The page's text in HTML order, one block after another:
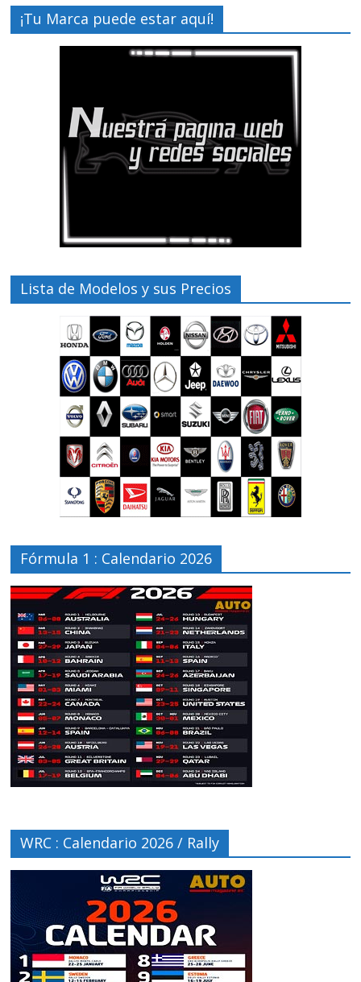
¡Tu Marca puede estar aquí!
Lista de Modelos y sus Precios
Fórmula 1 : Calendario 2026
WRC : Calendario 2026 / Rally